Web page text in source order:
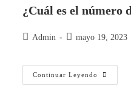
¿Cuál es el número
Admin mayo 19, 2023
Continuar Leyendo